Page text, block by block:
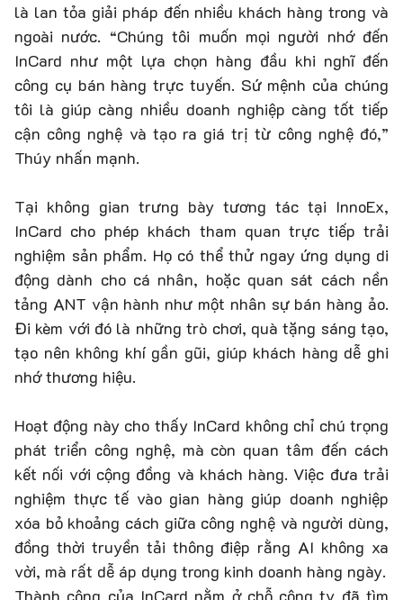
là lan tỏa giải pháp đến nhiều khách hàng trong và
ngoài nước. “Chúng tôi muốn mọi người nhớ đến
InCard như một lựa chọn hàng đầu khi nghĩ đến
công cụ bán hàng trực tuyến. Sứ mệnh của chúng
tôi là giúp càng nhiều doanh nghiệp càng tốt tiếp
cận công nghệ và tạo ra giá trị từ công nghệ đó,”
Thúy nhấn mạnh.
Tại không gian trưng bày tương tác tại InnoEx,
InCard cho phép khách tham quan trực tiếp trải
nghiệm sản phẩm. Họ có thể thử ngay ứng dụng di
động dành cho cá nhân, hoặc quan sát cách nền
tảng ANT vận hành như một nhân sự bán hàng ảo.
Đi kèm với đó là những trò chơi, quà tặng sáng tạo,
tạo nên không khí gần gũi, giúp khách hàng dễ ghi
nhớ thương hiệu.
Hoạt động này cho thấy InCard không chỉ chú trọng
phát triển công nghệ, mà còn quan tâm đến cách
kết nối với cộng đồng và khách hàng. Việc đưa trải
nghiệm thực tế vào gian hàng giúp doanh nghiệp
xóa bỏ khoảng cách giữa công nghệ và người dùng,
đồng thời truyền tải thông điệp rằng AI không xa
vời, mà rất dễ áp dụng trong kinh doanh hàng ngày.